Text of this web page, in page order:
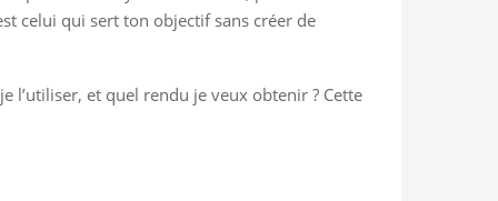
celui qui sert ton objectif sans créer de
l’utiliser, et quel rendu je veux obtenir ? Cette